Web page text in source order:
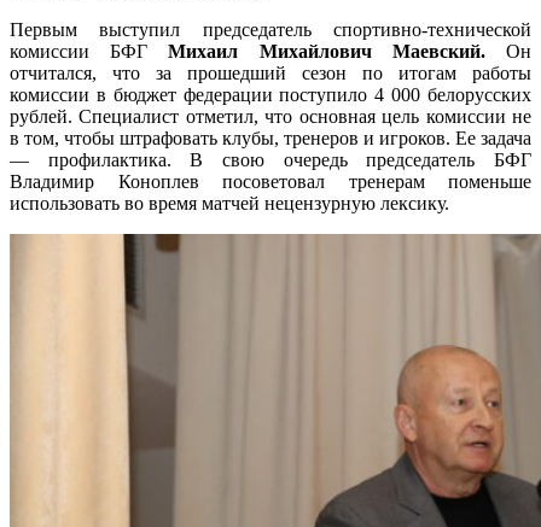
Первым выступил председатель спортивно-технической
комиссии БФГМихаил Михайлович Маевский.Он
отчитался, что за прошедший сезон по итогам работы
комиссии в бюджет федерации поступило 4 000 белорусских
рублей. Специалист отметил, что основная цель комиссии не
в том, чтобы штрафовать клубы, тренеров и игроков. Ее задача
— профилактика. В свою очередь председатель БФГ
Владимир Коноплев посоветовал тренерам поменьше
использовать во время матчей нецензурную лексику.